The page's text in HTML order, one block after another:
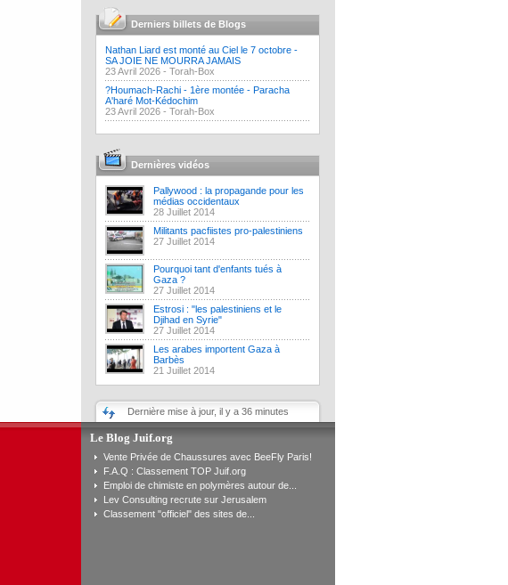
Derniers billets de Blogs
Nathan Liard est monté au Ciel le 7 octobre -
SA JOIE NE MOURRA JAMAIS
23 Avril 2026 - Torah-Box
?Houmach-Rachi - 1ère montée - Paracha
A'haré Mot-Kédochim
23 Avril 2026 - Torah-Box
Dernières vidéos
Pallywood : la propagande pour les
médias occidentaux
28 Juillet 2014
Militants pacfiistes pro-palestiniens
27 Juillet 2014
Pourquoi tant d'enfants tués à
Gaza ?
27 Juillet 2014
Estrosi : "les palestiniens et le
Djihad en Syrie"
27 Juillet 2014
Les arabes importent Gaza à
Barbès
21 Juillet 2014
Dernière mise à jour, il y a 36 minutes
Le Blog Juif.org
Vente Privée de Chaussures avec BeeFly Paris!
F.A.Q : Classement TOP Juif.org
Emploi de chimiste en polymères autour de...
Lev Consulting recrute sur Jerusalem
Classement "officiel" des sites de...